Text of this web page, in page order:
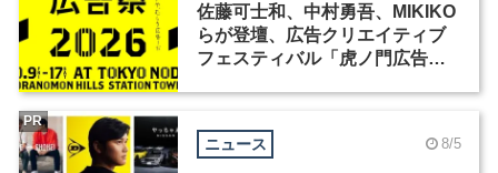
佐藤可士和、中村勇吾、MIKIKO
らが登壇、広告クリエイティブ
フェスティバル「虎ノ門広告
ニュース 8/5
PR